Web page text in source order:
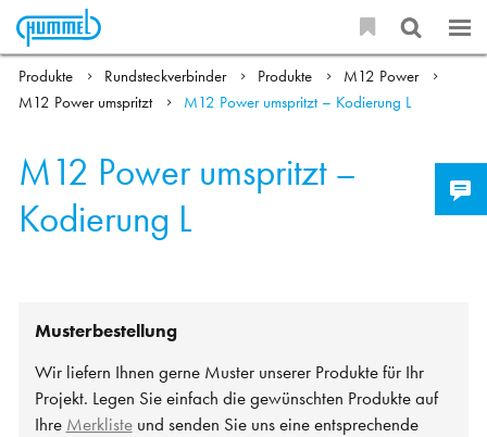
Produkte Rundsteckverbinder Produkte
M12 Power
M12 Power umspritzt
M12 Power umspritzt – Kodierung L
M12 Power umspritzt –
Kodierung L
Musterbestellung
Wir liefern Ihnen gerne Muster unserer Produkte für Ihr
Projekt. Legen Sie einfach die gewünschten Produkte auf
Ihre Merklisteund senden Sie uns eine entsprechende